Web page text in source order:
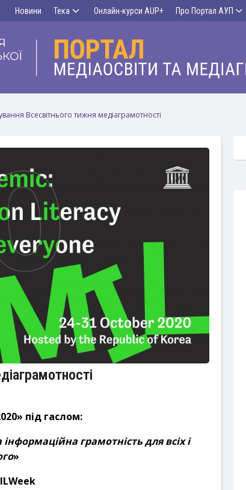
Новини Тека Онлайн-курси AUP+ Про Портал АУП
Всесвітнього тижня медіаграмотності
під гаслом:
грамотність для всіх і
»